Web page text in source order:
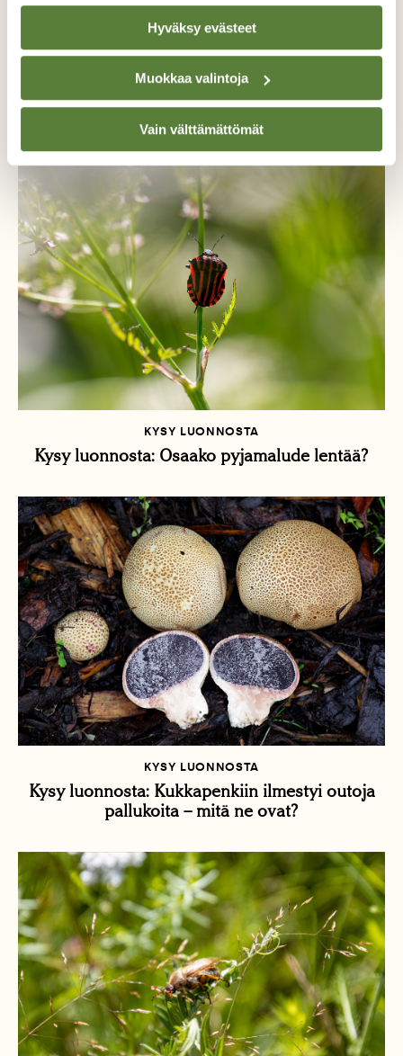
Hyväksy evästeet
Muokkaa valintoja
Vain välttämättömät
Lisää aiheesta
KYSY LUONNOSTA
Kysy luonnosta: Osaako pyjamalude lentää?
KYSY LUONNOSTA
Kysy luonnosta: Kukkapenkiin ilmestyi outoja
pallukoita – mitä ne ovat?